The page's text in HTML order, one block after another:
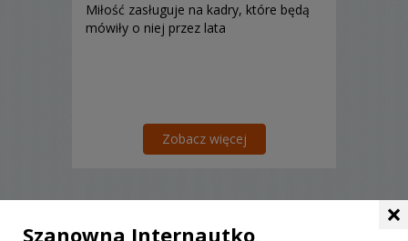
Miłość zasługuje na kadry, które będą
mówiły o niej przez lata
Zobacz więcej
×
Szanowna Internautko,